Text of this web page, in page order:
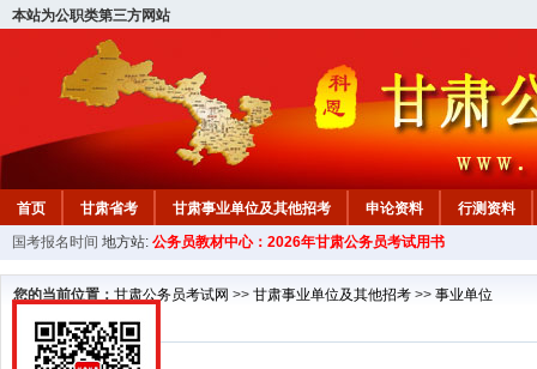
本站为公职类第三方网站
首页 甘肃省考 甘肃事业单位及其他招考 申论资料
行测资料
国考报名时间 地方站: 公务员教材中心：2026年甘肃公务员考试用书
您的当前位置： 甘肃公务员考试网 >> 甘肃事业单位及其他招考 >> 事业单位